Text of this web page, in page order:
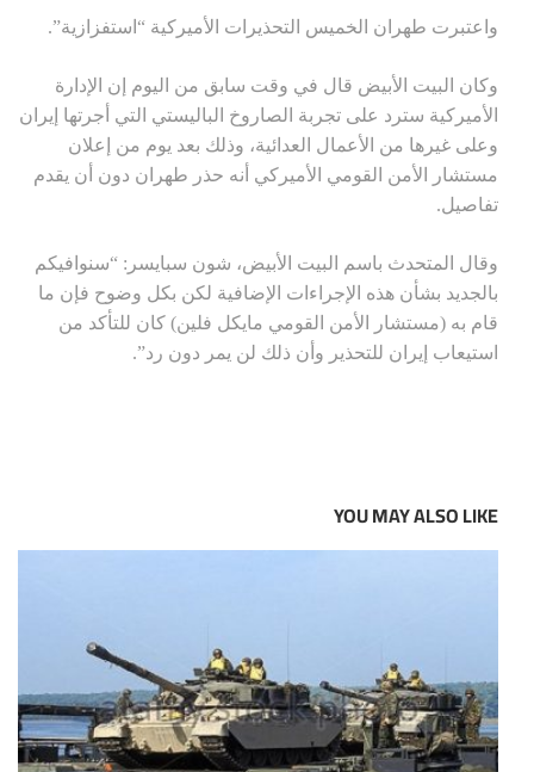
واعتبرت طهران الخميس التحذيرات الأميركية “استفزازية”.
وكان البيت الأبيض قال في وقت سابق من اليوم إن الإدارة
الأميركية سترد على تجربة الصاروخ الباليستي التي أجرتها إيران
وعلى غيرها من الأعمال العدائية، وذلك بعد يوم من إعلان
مستشار الأمن القومي الأميركي أنه حذر طهران دون أن يقدم
تفاصيل.
وقال المتحدث باسم البيت الأبيض، شون سبايسر: “سنوافيكم
بالجديد بشأن هذه الإجراءات الإضافية لكن بكل وضوح فإن ما
قام به (مستشار الأمن القومي مايكل فلين) كان للتأكد من
استيعاب إيران للتحذير وأن ذلك لن يمر دون رد”.
YOU MAY ALSO LIKE